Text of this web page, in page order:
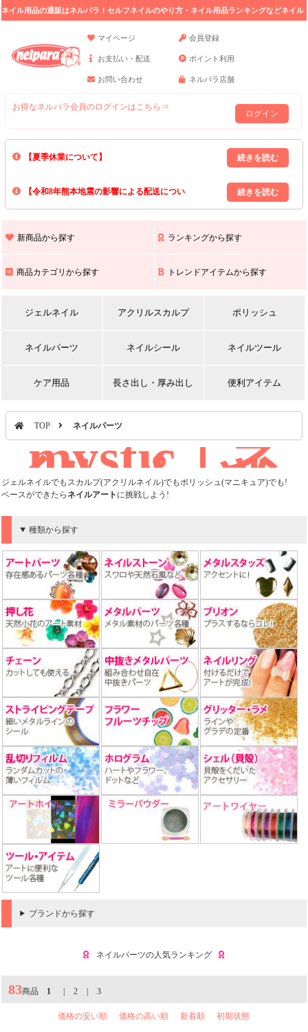
ネイル用品の通販はネルパラ！セルフネイルのやり方・ネイル用品ランキングなどネイル
マイページ
会員登録
お支払い・配送 ポイント利用
お問い合わせ ネルパラ店舗
お得なネルパラ会員のログインはこちら⇒
ログイン
【夏季休業について】
8/13(木)～8/16(日)の間｢出荷業務・お問い合わせ業務｣はお休みいたしま
上記期間中のご注文・お問い合わせは8/17(月)以降の対応となりますので
【令和8年熊本地震の影響による配送につい
また､ 九州全域でお荷物のお届けに遅延が生じております｡
新商品から探す ランキングから探す
商品カテゴリから探す トレンドアイテムから探す
ジェルネイル アクリルスカルプ ポリッシュ
ネイルパーツ ネイルシール ネイルツール
ケア用品 長さ出し・厚み出し 便利アイテム
TOP ネイルパーツ
mystic｜ネ
イルパーツ
ジェルネイルでもスカルプ(アクリルネイル)でもポリッシュ(マニキュア)でも!
ベースができたらネイルアート に挑戦しよう!
種類から探す
ブランドから探す
ネイルパーツの人気ランキング
83商品 1 | 2 | 3
価格の安い順 価格の高い順 新着順 初期状態